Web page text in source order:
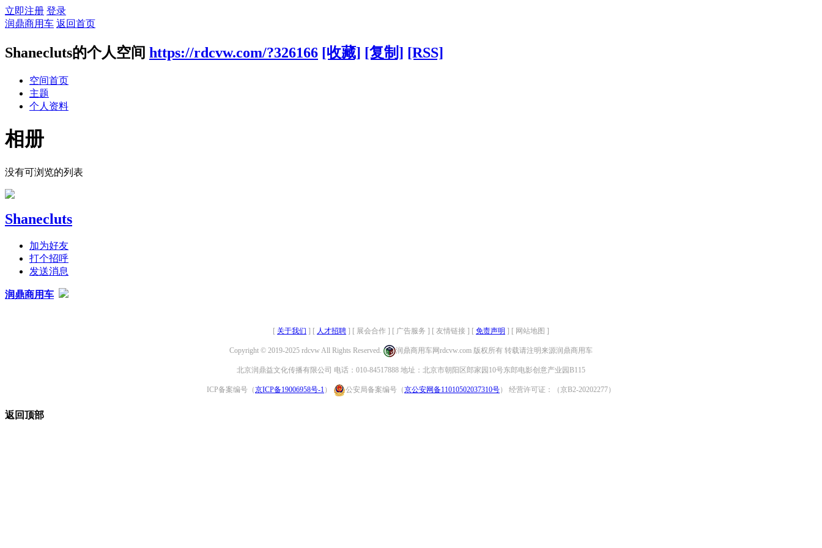
立即注册 登录
润鼎商用车 返回首页
Shanecluts的个人空间 https://rdcvw.com/?326166 [收藏] [复制] [RSS]
空间首页
主题
个人资料
相册
没有可浏览的列表
Shanecluts
加为好友
打个招呼
发送消息
润鼎商用车
[ 关于我们 ] [ 人才招聘 ] [ 展会合作 ] [ 广告服务 ] [ 友情链接 ] [ 免责声明 ] [ 网站地图 ]
Copyright © 2019-2025 rdcvw All Rights Reserved. 润鼎商用车网rdcvw.com 版权所有 转载请注明来源润鼎商用车
北京润鼎益文化传播有限公司 电话：010-84517888 地址：北京市朝阳区郎家园10号东郎电影创意产业园B115
ICP备案编号（京ICP备19006958号-1 ） 公安局备案编号（京公安网备11010502037310号） 经营许可证：（京B2-20202277）
返回顶部